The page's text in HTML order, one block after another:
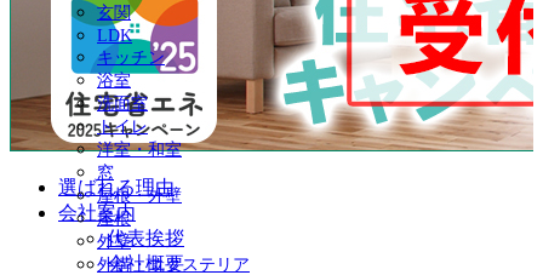
玄関
LDK
キッチン
浴室
洗面室
トイレ
洋室・和室
窓
屋根・外壁
屋根
外壁
外構・エクステリア
選ばれる理由
会社案内
代表挨拶
会社概要